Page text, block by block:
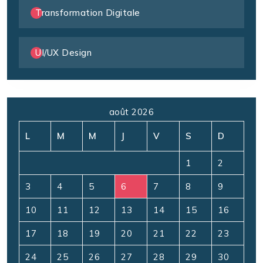
Transformation Digitale
UI/UX Design
août 2026
L M M J V S D
1 2
3 4 5 6 7 8 9
10 11 12 13 14 15 16
17 18 19 20 21 22 23
24 25 26 27 28 29 30